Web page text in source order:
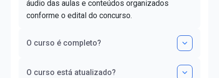
Tribunal Superior Eleitoral
(Analista Judiciário 2012);-
áudio das aulas e conteúdos organizados
conforme o edital do concurso.
O curso é completo?
O curso está atualizado?